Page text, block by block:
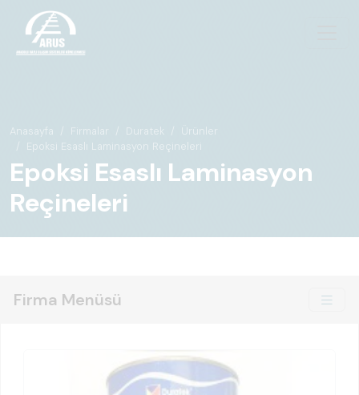
Anasayfa Firmalar Duratek
Ürünler
Epoksi Esaslı Laminasyon Reçineleri
Epoksi Esaslı Laminasyon
Reçineleri
Firma Menüsü